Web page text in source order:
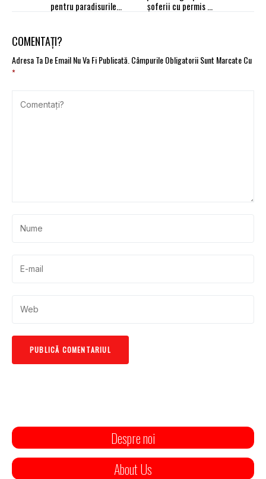
pentru paradisurile
şoferii cu permis de
COMENTAȚI?
Adresa Ta De Email Nu Va Fi Publicată.Câmpurile Obligatorii Sunt Marcate Cu
*
Despre noi
About Us